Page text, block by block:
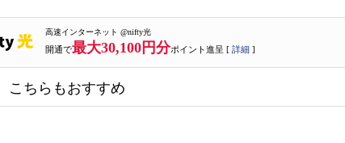
高速インターネット @nifty光
開通で最大30,100円分ポイント進呈 [ 詳細 ]
こちらもおすすめ